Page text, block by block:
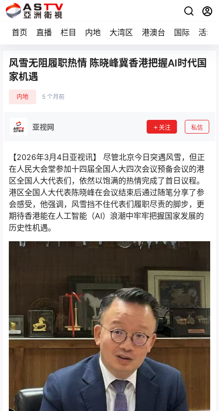
首页 直播 栏目 内地 大湾区 港澳台 国际 活动
风雪无阻履职热情 陈晓峰冀香港把握AI时代国
家机遇
内地 5 个月前
亚视网 关注 私信
【2026年3月4日亚视讯】 尽管北京今日突遇风雪，但正
在人民大会堂参加十四届全国人大四次会议预备会议的港
区全国人大代表们，依然以饱满的热情完成了首日议程。
港区全国人大代表陈晓峰在会议结束后通过随笔分享了参
会感受，他强调，风雪挡不住代表们履职尽责的脚步，更
期待香港能在人工智能（AI）浪潮中牢牢把握国家发展的
历史性机遇。